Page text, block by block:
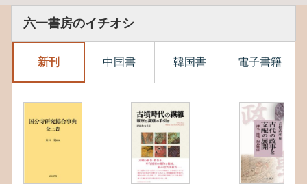
六一書房のイチオシ
新刊 中国書 韓国書 電子書籍